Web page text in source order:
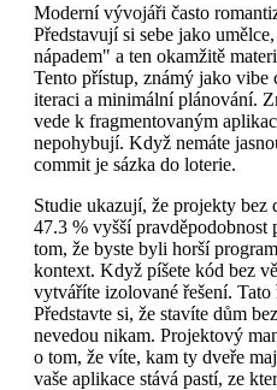
Moderní vývojáři často
Představují si sebe jako
nápadem" a ten okamžitě
Tento přístup, známý jako vibe
iteraci a minimální plánování.
vede k fragmentovaným
nepohybují. Když nemáte
commit je sázka do loterie.
Studie ukazují, že projekty
47.3 % vyšší
tom, že byste byli horší
kontext. Když píšete kód bez
vytváříte izolované řešení.
Představte si, že stavíte dům
nevedou nikam. Projektový
o tom, že víte, kam ty dveře
vaše aplikace stává pastí, ze